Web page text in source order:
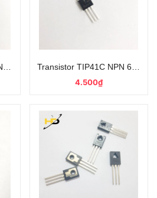
TIP42C 6A 100V Kiểu Chân Cắm Mới
Transistor TIP41C NPN 6A
4.500₫